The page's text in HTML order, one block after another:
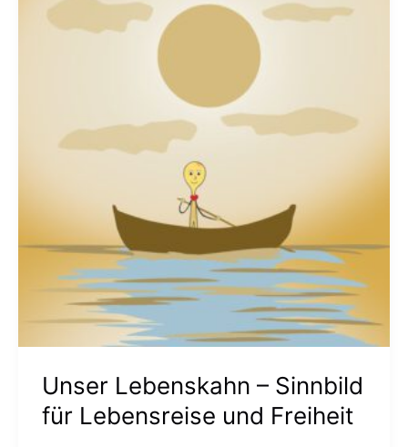
Unser Lebenskahn – Sinnbild
für Lebensreise und Freiheit
Lebenskahn
und